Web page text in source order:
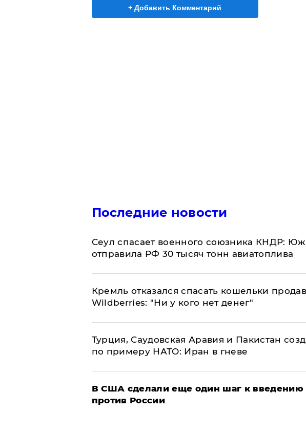
+ Добавить Комментарий
Последние новости
​Сеул спасает военного союзника КНДР:
отправила РФ 30 тысяч тонн авиатоплива
Кремль отказался спасать кошельки
Wildberries: "Ни у кого нет денег"
Турция, Саудовская Аравия и Пакистан
по примеру НАТО: Иран в гневе
В США сделали еще один шаг к введению
против России